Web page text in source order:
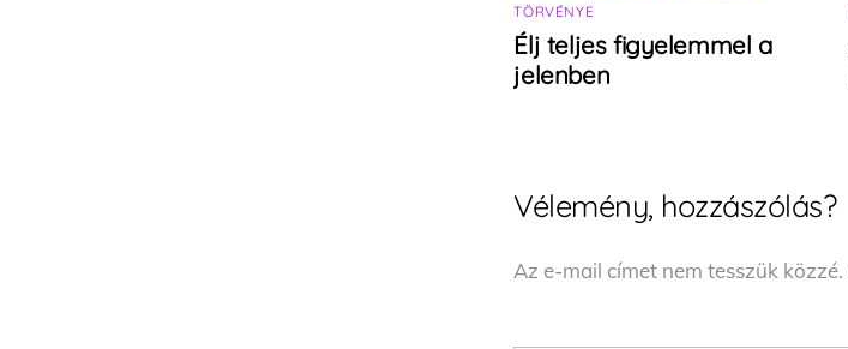
TÖRVÉNYE
Élj teljes figyelemmel a
jelenben
Vélemény, hozzászólás?
Az e-mail címet nem tesszük közzé.